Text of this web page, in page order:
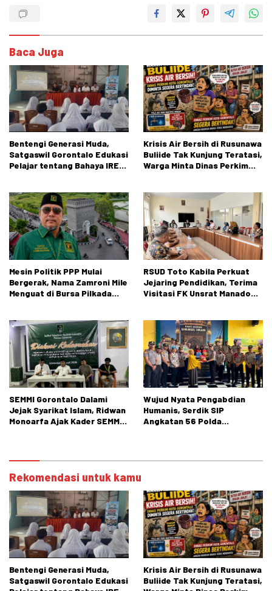
Baca Juga
Bentengi Generasi Muda,
Satgaswil Gorontalo Edukasi
Pelajar tentang Bahaya IRET,
Krisis Air Bersih di Rusunawa
Buliide Tak Kunjung Teratasi,
Warga Minta Dinas Perkim
Mesin Politik PPP Mulai
Bergerak, Nama Zamroni Mile
Menguat di Bursa Pilkada
RSUD Toto Kabila Perkuat
Jejaring Pendidikan, Terima
Visitasi FK Unsrat Manado
SEMMI Gorontalo Dalami
Jejak Syarikat Islam, Ridwan
Monoarfa Ajak Kader SEMMI
Wujud Nyata Pengabdian
Humanis, Serdik SIP
Angkatan 56 Polda
Rekomendasi untuk kamu
Bentengi Generasi Muda,
Satgaswil Gorontalo Edukasi
Krisis Air Bersih di Rusunawa
Buliide Tak Kunjung Teratasi,